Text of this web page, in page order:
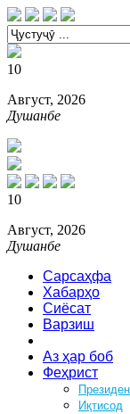
10
Август, 2026
Душанбе
10
Август, 2026
Душанбе
Сарсаҳфа
Хабарҳо
Сиёсат
Варзиш
Аз ҳар боб
Феҳрист
Иқтисод